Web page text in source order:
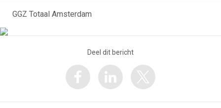
GGZ Totaal Amsterdam
Deel dit bericht